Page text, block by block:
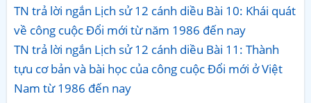
TN trả lời ngắn Lịch sử 12 cánh diều Bài 10: Khái quát
về công cuộc Đổi mới từ năm 1986 đến nay
TN trả lời ngắn Lịch sử 12 cánh diều Bài 11: Thành
tựu cơ bản và bài học của công cuộc Đổi mới ở Việt
Nam từ 1986 đến nay